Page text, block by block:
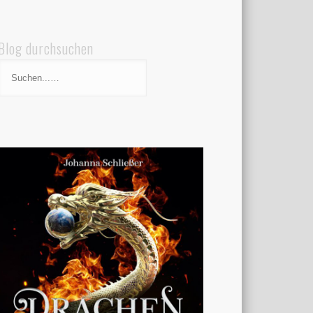
durchsuchen